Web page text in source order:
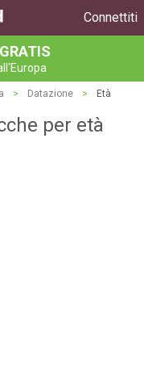
Connettiti
> Datazione > Età
per età